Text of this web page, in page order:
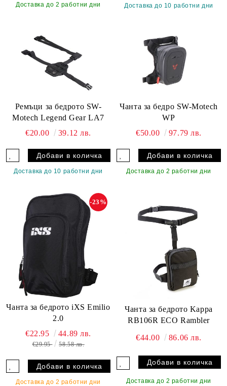
Доставка до 2 работни дни Доставка до 10 работни дни
Ремъци за бедрото SW-
Motech Legend Gear LA7
€20.00
39.12 лв.
Доставка до 10 работни дни
Чанта за бедро SW-Motech
WP
€50.00
97.79 лв.
Доставка до 2 работни дни
Чанта за бедрото iXS Emilio
2.0
-23%
€22.95 44.89 лв.
€29.95 58.58 лв.
Доставка до 2 работни дни
Чанта за бедрото Kappa
RB106R ECO Rambler
€44.00
86.06 лв.
Доставка до 2 работни дни